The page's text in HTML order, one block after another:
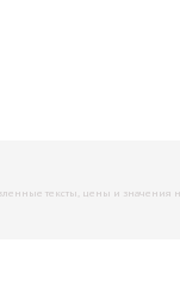
тексты, цены и значения